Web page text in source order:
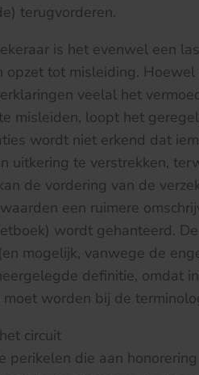
terugvorderen.
is het evenwel een
opzet tot misleiding.
veelal het
misleiden, loopt het
wordt niet erkend dat
uitkering te verstrekken,
de vordering van de
een ruimere
wordt gehanteerd.
mogelijk, vanwege de
definitie, omdat
worden bij de
circuit
perikelen die aan